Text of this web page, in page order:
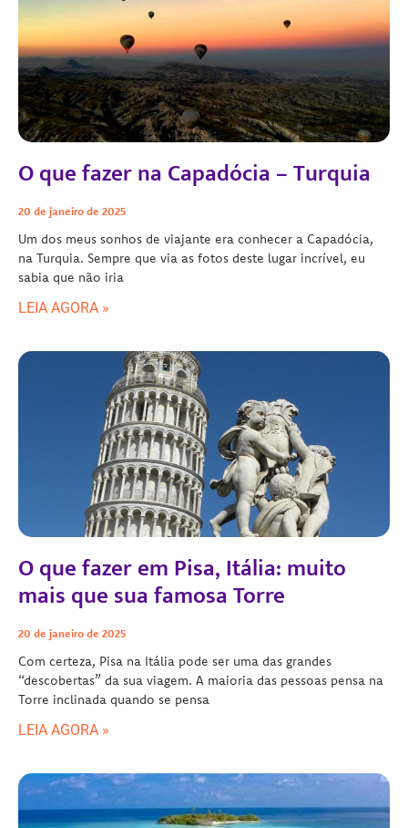
O que fazer na Capadócia – Turquia
20 de janeiro de 2025
Um dos meus sonhos de viajante era conhecer a Capadócia,
na Turquia. Sempre que via as fotos deste lugar incrível, eu
sabia que não iria
LEIA AGORA »
O que fazer em Pisa, Itália: muito
mais que sua famosa Torre
20 de janeiro de 2025
Com certeza, Pisa na Itália pode ser uma das grandes
“descobertas” da sua viagem. A maioria das pessoas pensa na
Torre inclinada quando se pensa
LEIA AGORA »